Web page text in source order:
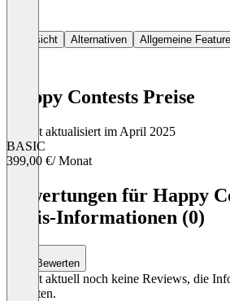
Übersicht Alternativen Allgemeine
Happy Contests Preise
Zuletzt aktualisiert im April 2025
BASIC
399,00 €/ Monat
Bewertungen für Happy
Preis-Informationen (0)
Bewerten
Es gibt aktuell noch keine Reviews, die
enthalten.